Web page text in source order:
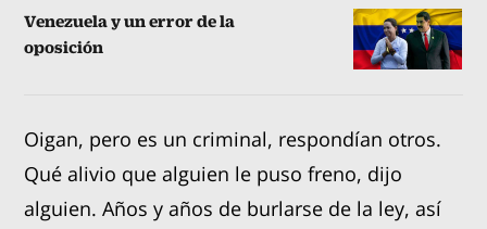
Venezuela y un error de la
oposición
Oigan, pero es un criminal, respondían otros.
Qué alivio que alguien le puso freno, dijo
alguien. Años y años de burlarse de la ley, así